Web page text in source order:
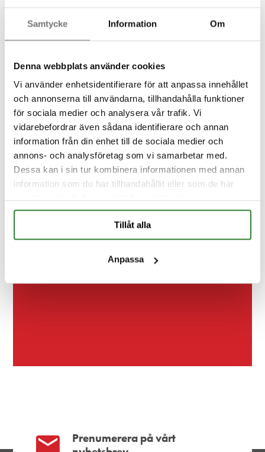
Samtycke Information Om
Denna webbplats använder cookies
Vi använder enhetsidentifierare för att anpassa innehållet
och annonserna till användarna, tillhandahålla funktioner
för sociala medier och analysera vår trafik. Vi
vidarebefordrar även sådana identifierare och annan
information från din enhet till de sociala medier och
annons- och analysföretag som vi samarbetar med.
Dessa kan i sin tur kombinera informationen med annan
information som du har tillhandahållit eller som de har
Tillåt alla
Anpassa
Ditt projekt,
vårt fokus
Låt oss träffas på dina villkor
Prenumerera på vårt